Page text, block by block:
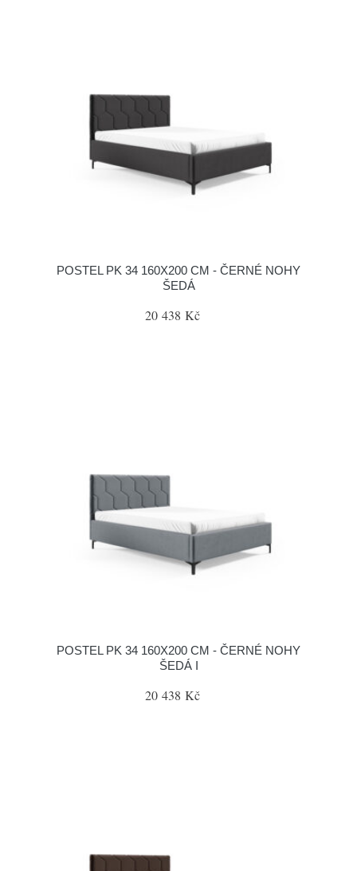
POSTEL PK 34 160X200 CM - ČERNÉ NOHY
ŠEDÁ
20 438 Kč
POSTEL PK 34 160X200 CM - ČERNÉ NOHY
ŠEDÁ I
20 438 Kč